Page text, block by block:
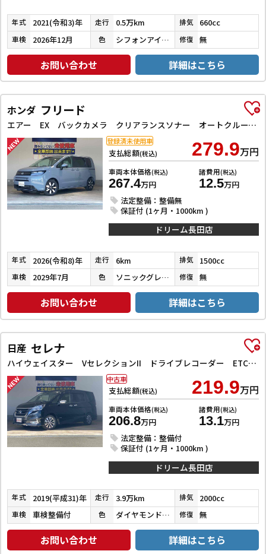
年式 2021(令和3)年 走行 0.5万km 排気 660cc
車検 2026年12月 色 シフォンアイボリーメタリック 修復 無
お問い合わせ 詳細はこちら
ホンダ フリード
エアー EX バックカメラ クリアランスソナー オートクルーズコントロール レーンアシスト 衝突被害軽減システム 両側電動スライドドア オートライト LEDヘッドランプ スマートキー 電動格納ミラー シートヒーター
支払総額(税込) 279.9万円
車両本体価格(税込)
267.4万円
諸費用(税込)
12.5万円
法定整備：整備無
保証付 (1ヶ月・1000km )
登録済未使用車
ドリーム長田店
年式 2026(令和8)年 走行 6km 排気 1500cc
車検 2029年7月 色 ソニックグレーパール 修復 無
お問い合わせ 詳細はこちら
日産 セレナ
ハイウェイスター VセレクションII ドライブレコーダー ETC 全周囲カメラ ナビ TV クリアランスソナー オートクルーズコントロール パークアシスト 衝突被害軽減システム 両側電動スライドドア オートライト LEDヘッドランプ
支払総額(税込) 219.9万円
車両本体価格(税込)
206.8万円
諸費用(税込)
13.1万円
法定整備：整備付
保証付 (1ヶ月・1000km )
中古車
ドリーム長田店
年式 2019(平成31)年 走行 3.9万km 排気 2000cc
車検 車検整備付 色 ダイヤモンドブラックパール 修復 無
お問い合わせ 詳細はこちら